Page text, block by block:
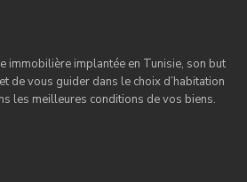
immobilière implantée en Tunisie, son but
de vous guider dans le choix d’habitation
les meilleures conditions de vos biens.